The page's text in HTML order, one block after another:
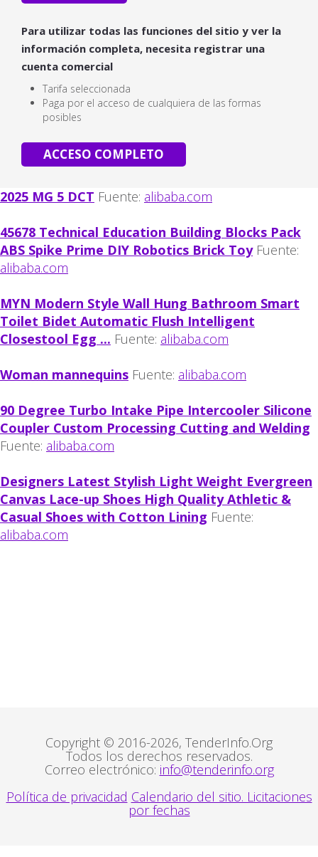
Para utilizar todas las funciones del sitio y ver la
información completa, necesita registrar una
cuenta comercial
Tarifa seleccionada
Paga por el acceso de cualquiera de las formas
posibles
ACCESO COMPLETO
2025 MG 5 DCT Fuente: alibaba.com
45678 Technical Education Building Blocks Pack
ABS Spike Prime DIY Robotics Brick ToyFuente:
alibaba.com
MYN Modern Style Wall Hung Bathroom Smart
Toilet Bidet Automatic Flush Intelligent
Closestool Egg ... Fuente: alibaba.com
Woman mannequins Fuente: alibaba.com
90 Degree Turbo Intake Pipe Intercooler Silicone
Coupler Custom Processing Cutting and Welding
Fuente: alibaba.com
Designers Latest Stylish Light Weight Evergreen
Canvas Lace-up Shoes High Quality Athletic &
Casual Shoes with Cotton Lining Fuente:
alibaba.com
Copyright © 2016-2026, TenderInfo.Org
Todos los derechos reservados.
Correo electrónico: info@tenderinfo.org
Política de privacidad Calendario del sitio. Licitaciones
por fechas